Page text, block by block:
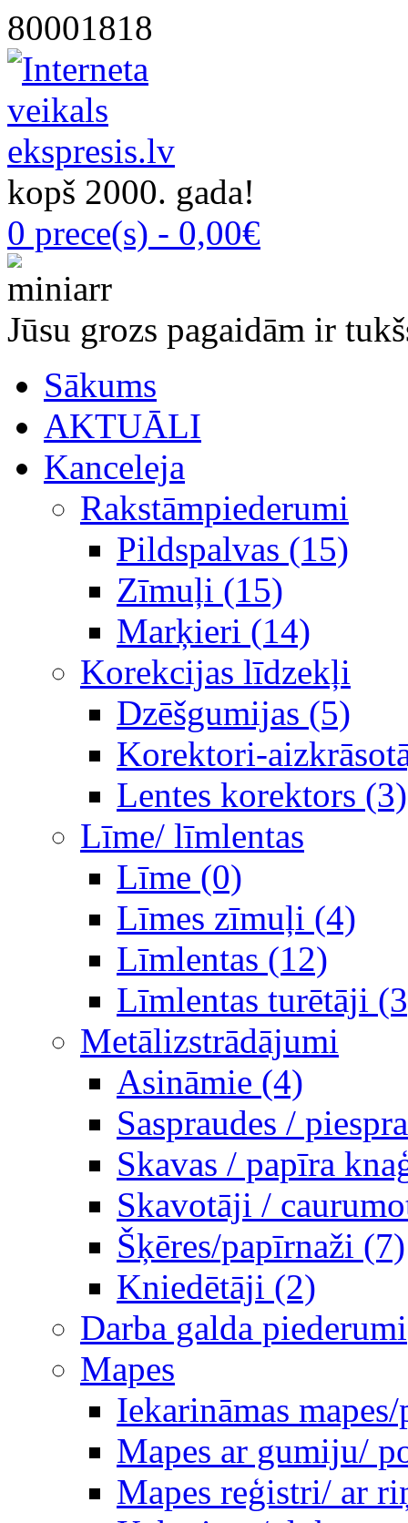
80001818
kopš 2000. gada!
0 prece(s) - 0,00€
Jūsu grozs pagaidām ir
Sākums
AKTUĀLI
Kanceleja
Rakstāmpiederumi
Pildspalvas (15)
Zīmuļi (15)
Marķieri (14)
Korekcijas līdzekļi
Dzēšgumijas (5)
Korektori-
Lentes korektors (3)
Līme/ līmlentas
Līme (0)
Līmes zīmuļi (4)
Līmlentas (12)
Līmlentas turētāji
Metālizstrādājumi
Asināmie (4)
Saspraudes /
Skavas / papīra
Skavotāji /
Šķēres/papīrnaži (7)
Kniedētāji (2)
Darba galda piederumi
Mapes
Iekarināmas
Mapes ar gumiju/
Mapes reģistri/ ar